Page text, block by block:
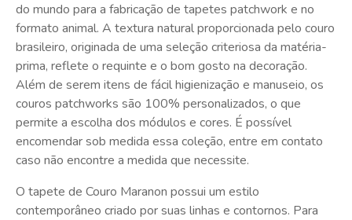
do mundo para a fabricação de tapetes patchwork e no
formato animal. A textura natural proporcionada pelo couro
brasileiro, originada de uma seleção criteriosa da matéria-
prima, reflete o requinte e o bom gosto na decoração.
Além de serem itens de fácil higienização e manuseio, os
couros patchworks são 100% personalizados, o que
permite a escolha dos módulos e cores. É possível
encomendar sob medida essa coleção, entre em contato
caso não encontre a medida que necessite.
O tapete de Couro Maranon possui um estilo
contemporâneo criado por suas linhas e contornos. Para